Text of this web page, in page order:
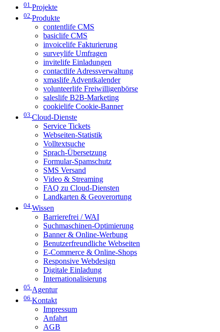
01 Projekte
02 Produkte
contentlife CMS
basiclife CMS
invoicelife Fakturierung
surveylife Umfragen
invitelife Einladungen
contactlife Adressverwaltung
xmaslife Adventkalender
volunteerlife Freiwilligenbörse
saleslife B2B-Marketing
cookielife Cookie-Banner
03 Cloud-Dienste
Service Tickets
Webseiten-Statistik
Volltextsuche
Sprach-Übersetzung
Formular-Spamschutz
SMS Versand
Video & Streaming
FAQ zu Cloud-Diensten
Landkarten & Geoverortung
04 Wissen
Barrierefrei / WAI
Suchmaschinen-Optimierung
Banner & Online-Werbung
Benutzerfreundliche Webseiten
E-Commerce & Online-Shops
Responsive Webdesign
Digitale Einladung
Internationalisierung
05 Agentur
06 Kontakt
Impressum
Anfahrt
AGB